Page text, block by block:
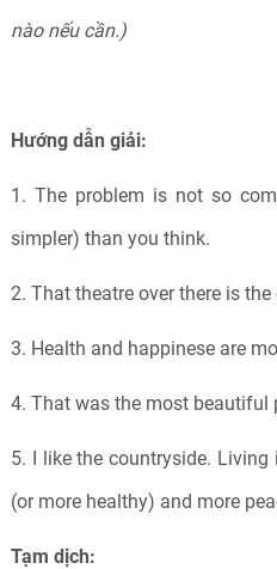
nào nếu cần.)
Hướng dẫn giải:
1. The problem is not so
simpler) than you think.
2. That theatre over there is
3. Health and happinese are
4. That was the most beautiful
5. I like the countryside. Living
(or more healthy) and more
Tạm dịch: